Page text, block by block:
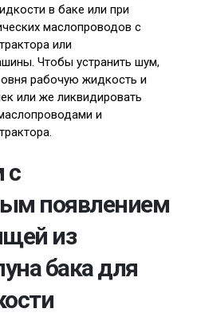
в баке или при
маслопроводов с
или
Чтобы устранить шум,
рабочую жидкость и
или же ликвидировать
и
с
появлением
из
бака для